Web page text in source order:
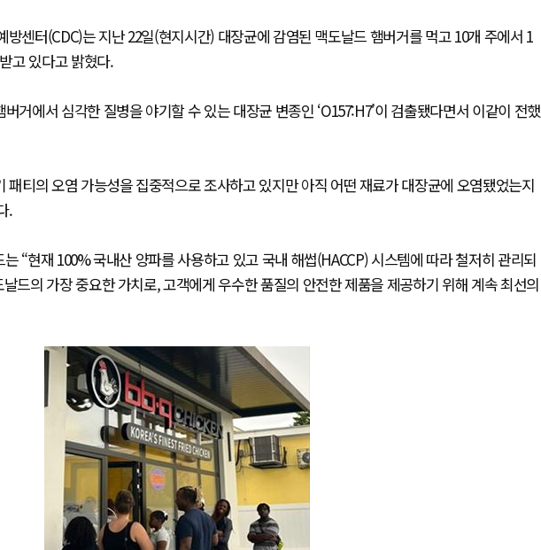
센터(CDC)는 지난 22일(현지시간) 대장균에 감염된 맥도날드 햄버거를 먹고 10개 주에서 1
고 있다고 밝혔다.
거에서 심각한 질병을 야기할 수 있는 대장균 변종인 ‘O157:H7’이 검출됐다면서 이같이 전했
패티의 오염 가능성을 집중적으로 조사하고 있지만 아직 어떤 재료가 대장균에 오염됐었는지
.
“현재 100% 국내산 양파를 사용하고 있고 국내 해썹(HACCP) 시스템에 따라 철저히 관리되
드의 가장 중요한 가치로, 고객에게 우수한 품질의 안전한 제품을 제공하기 위해 계속 최선의